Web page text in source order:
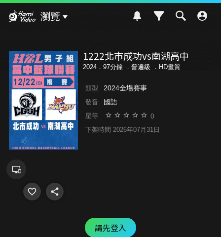
瀏覽
1222北市成功vs南湖高中
2024．97分鐘 ． 普遍級 ．HD畫質
類型 2024全場賽事
發音 國語
星等 0
下架時間 2026年07月31日
請先登入